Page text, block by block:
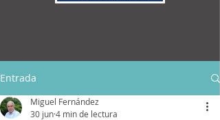
Entrada
Miguel Fernández
30 jun4 min de lectura